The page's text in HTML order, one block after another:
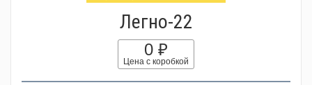
Легно-22
0 ₽
Цена с коробкой